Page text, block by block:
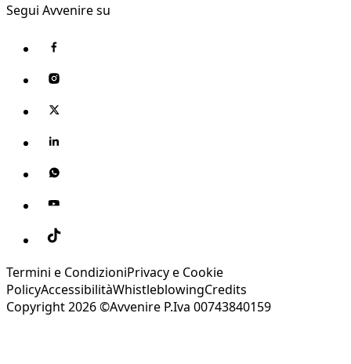
Segui Avvenire su
Termini e CondizioniPrivacy e Cookie
PolicyAccessibilitàWhistleblowingCredits
Copyright 2026 ©Avvenire P.Iva 00743840159